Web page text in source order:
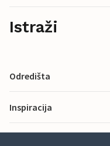
Istraži
Odredišta
Inspiracija